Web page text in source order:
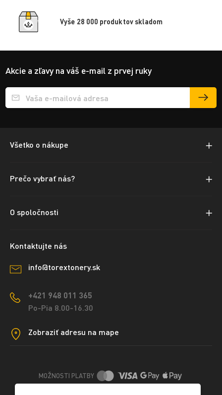
Vyše 28 000 produktov skladom
Akcie a zľavy na váš e-mail z prvej ruky
Přihlášení e-mailu k odběru
Všetko o nákupe
Prečo vybrať nás?
O spoločnosti
Kontaktujte nás
info@torextonery.sk
+421 948 011 365
Po-Pia 8.00-16.30
Zobraziť adresu na mape
MOŽNOSTI PLATBY